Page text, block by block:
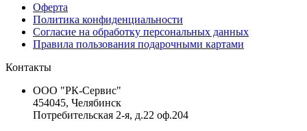
Оферта
Политика конфиденциальности
Согласие на обработку персональных данных
Правила пользования подарочными картами
Контакты
ООО "РК-Сервис"
454045, Челябинск
Потребительская 2-я, д.22 оф.204